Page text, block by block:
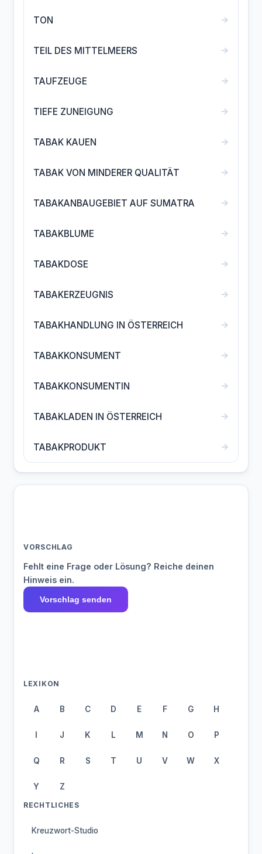
TON →
TEIL DES MITTELMEERS →
TAUFZEUGE →
TIEFE ZUNEIGUNG →
TABAK KAUEN →
TABAK VON MINDERER QUALITÄT →
TABAKANBAUGEBIET AUF SUMATRA →
TABAKBLUME →
TABAKDOSE →
TABAKERZEUGNIS →
TABAKHANDLUNG IN ÖSTERREICH →
TABAKKONSUMENT →
TABAKKONSUMENTIN →
TABAKLADEN IN ÖSTERREICH →
TABAKPRODUKT →
VORSCHLAG
Fehlt eine Frage oder Lösung? Reiche deinen
Hinweis ein.
Vorschlag senden
LEXIKON
A B C D E F G H
I J K L M N O P
Q R S T U V W X
Y Z
RECHTLICHES
Kreuzwort-Studio